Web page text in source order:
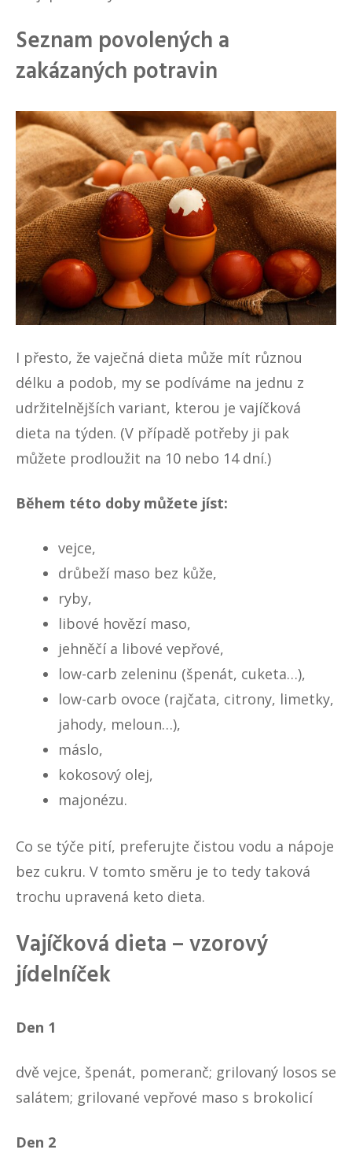
Seznam povolených a
zakázaných potravin
I přesto, že vaječná dieta může mít různou
délku a podob, my se podíváme na jednu z
udržitelnějších variant, kterou je vajíčková
dieta na týden. (V případě potřeby ji pak
můžete prodloužit na 10 nebo 14 dní.)
Během této doby můžete jíst:
vejce,
drůbeží maso bez kůže,
ryby,
libové hovězí maso,
jehněčí a libové vepřové,
low-carb zeleninu (špenát, cuketa…),
low-carb ovoce (rajčata, citrony, limetky,
jahody, meloun…),
máslo,
kokosový olej,
majonézu.
Co se týče pití, preferujte čistou vodu a nápoje
bez cukru. V tomto směru je to tedy taková
trochu upravená keto dieta.
Vajíčková dieta – vzorový
jídelníček
Den 1
dvě vejce, špenát, pomeranč; grilovaný losos se
salátem; grilované vepřové maso s brokolicí
Den 2